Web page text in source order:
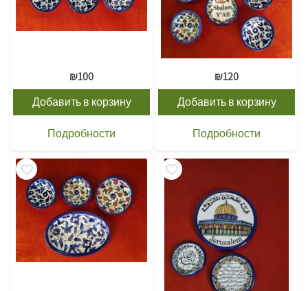
₪100
Добавить в корзину
Подробности
₪120
Добавить в корзину
Подробности